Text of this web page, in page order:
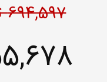
694,597 تومان